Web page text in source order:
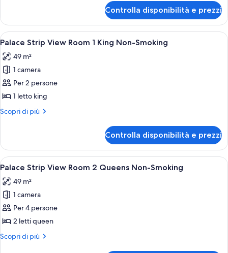
2
Queens
Non-
Smoking
Pool
View
Room
Queens
Non-
Smoking
Controlla disponibilità e prezzi
Apri
tutte
le
foto
per
Palace
Strip
View
1
King
Non-
Smoking
Una camera d'albergo con un letto
4
Palace Strip View Room 1 King Non-Smoking
49 m²
1 camera
Per 2 persone
1 letto king
Scopri di più
Altri
Strip
View
Room
King
Non-
Smoking
Controlla disponibilità e prezzi
Apri
tutte
le
foto
per
Palace
Strip
View
Una camera d'albergo con due letti,
4
Palace Strip View Room 2 Queens Non-Smoking
49 m²
1 camera
Per 4 persone
2 letti queen
Scopri di più
Altri